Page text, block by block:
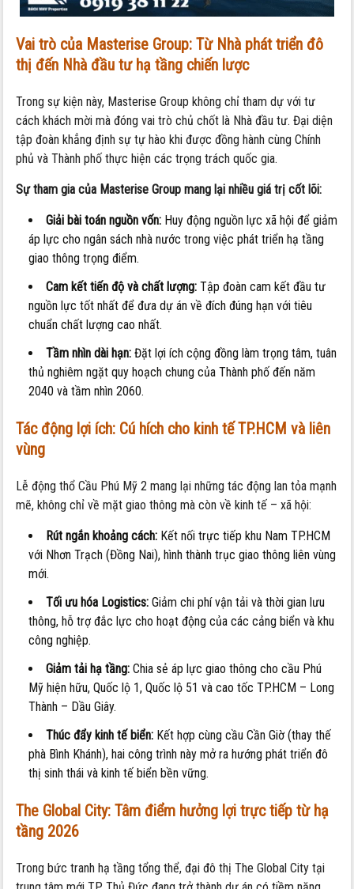
Vai trò của Masterise Group: Từ Nhà phát triển đô
thị đến Nhà đầu tư hạ tầng chiến lược
Trong sự kiện này, Masterise Group không chỉ tham dự với tư
cách khách mời mà đóng vai trò chủ chốt là Nhà đầu tư. Đại diện
tập đoàn khẳng định sự tự hào khi được đồng hành cùng Chính
phủ và Thành phố thực hiện các trọng trách quốc gia.
Sự tham gia của Masterise Group mang lại nhiều giá trị cốt lõi:
Giải bài toán nguồn vốn: Huy động nguồn lực xã hội để giảm
áp lực cho ngân sách nhà nước trong việc phát triển hạ tầng
giao thông trọng điểm.
Cam kết tiến độ và chất lượng: Tập đoàn cam kết đầu tư
nguồn lực tốt nhất để đưa dự án về đích đúng hạn với tiêu
chuẩn chất lượng cao nhất.
Tầm nhìn dài hạn: Đặt lợi ích cộng đồng làm trọng tâm, tuân
thủ nghiêm ngặt quy hoạch chung của Thành phố đến năm
2040 và tầm nhìn 2060.
Tác động lợi ích: Cú hích cho kinh tế TP.HCM và liên
vùng
Lễ động thổ Cầu Phú Mỹ 2 mang lại những tác động lan tỏa mạnh
mẽ, không chỉ về mặt giao thông mà còn về kinh tế – xã hội:
Rút ngắn khoảng cách: Kết nối trực tiếp khu Nam TP.HCM
với Nhơn Trạch (Đồng Nai), hình thành trục giao thông liên vùng
mới.
Tối ưu hóa Logistics: Giảm chi phí vận tải và thời gian lưu
thông, hỗ trợ đắc lực cho hoạt động của các cảng biển và khu
công nghiệp.
Giảm tải hạ tầng: Chia sẻ áp lực giao thông cho cầu Phú
Mỹ hiện hữu, Quốc lộ 1, Quốc lộ 51 và cao tốc TP.HCM – Long
Thành – Dầu Giây.
Thúc đẩy kinh tế biển: Kết hợp cùng cầu Cần Giờ (thay thế
phà Bình Khánh), hai công trình này mở ra hướng phát triển đô
thị sinh thái và kinh tế biển bền vững.
The Global City: Tâm điểm hưởng lợi trực tiếp từ hạ
tầng 2026
Trong bức tranh hạ tầng tổng thể, đại đô thị The Global City tại